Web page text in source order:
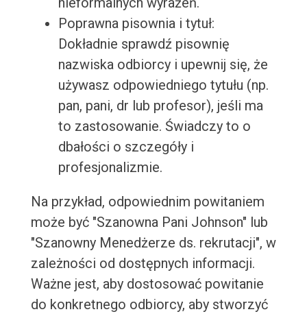
Poprawna pisownia i tytuł:
Dokładnie sprawdź pisownię
nazwiska odbiorcy i upewnij się, że
używasz odpowiedniego tytułu (np.
pan, pani, dr lub profesor), jeśli ma
to zastosowanie. Świadczy to o
dbałości o szczegóły i
profesjonalizmie.
Na przykład, odpowiednim powitaniem
może być "Szanowna Pani Johnson" lub
"Szanowny Menedżerze ds. rekrutacji", w
zależności od dostępnych informacji.
Ważne jest, aby dostosować powitanie
do konkretnego odbiorcy, aby stworzyć